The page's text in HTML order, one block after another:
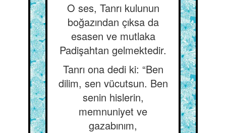
O ses, Tanrı kulunun
boğazından çıksa da
esasen ve mutlaka
Padişahtan gelmektedir.
Tanrı ona dedi ki: “Ben
dilim, sen vücutsun. Ben
senin hislerin,
memnuniyet ve
gazabınım,